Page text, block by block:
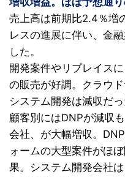
売上高は前期比2.4％増
レスの進展に伴い、金
した。
開発案件やリプレイス
の販売が好調。クラウ
システム開発は減収だ
顧客別にはDNPが減収
会社、が大幅増収。
ォームの大型案件がほ
果。システム開発会社